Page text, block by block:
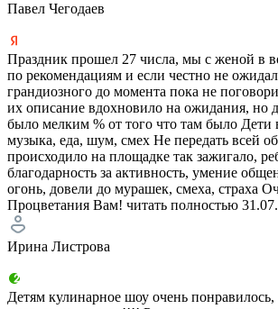
Павел Чегодаев
Праздник прошел 27 числа, мы с женой в
по рекомендациям и если честно не
грандиозного до момента пока не
их описание вдохновило на ожидания, но
было мелким % от того что там было Дети
музыка, еда, шум, смех Не передать всей
происходило на площадке так зажигало,
благодарность за активность, умение
огонь, довели до мурашек, смеха, страха
Процветания Вам! читать полностью
Ирина Листрова
Детям кулинарное шоу очень